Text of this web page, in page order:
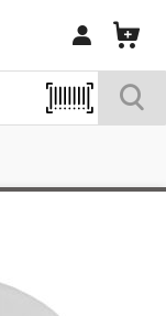
Přihlásit/